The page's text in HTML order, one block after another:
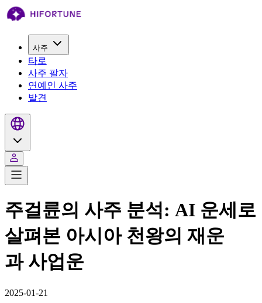
사주
타로
사주 팔자
연예인 사주
발견
주걸륜의 사주 분석: AI 운세로
살펴본 아시아 천왕의 재운
과 사업운
2025-01-21